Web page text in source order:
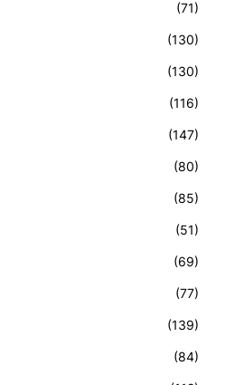
(71)
(130)
(130)
(116)
(147)
(80)
(85)
(51)
(69)
(77)
(139)
(84)